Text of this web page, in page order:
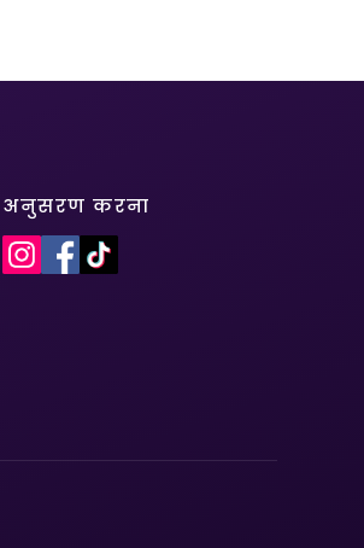
अनुसरण करना